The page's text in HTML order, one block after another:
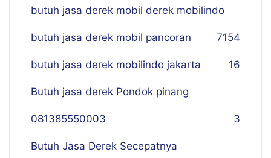
butuh jasa derek mobil derek mobilindo
154
butuh jasa derek mobil pancoran 7
butuh jasa derek mobilindo jakarta 16
Butuh jasa derek Pondok pinang
081385550003 3
Butuh Jasa Derek Secepatnya